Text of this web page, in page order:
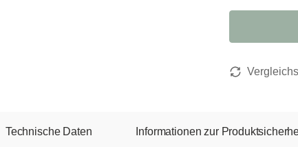
Technische Daten Informationen zur